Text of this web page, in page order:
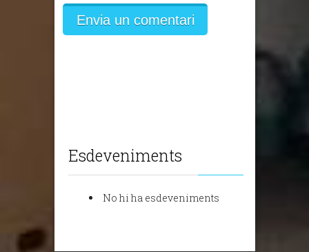
Esdeveniments
No hi ha esdeveniments